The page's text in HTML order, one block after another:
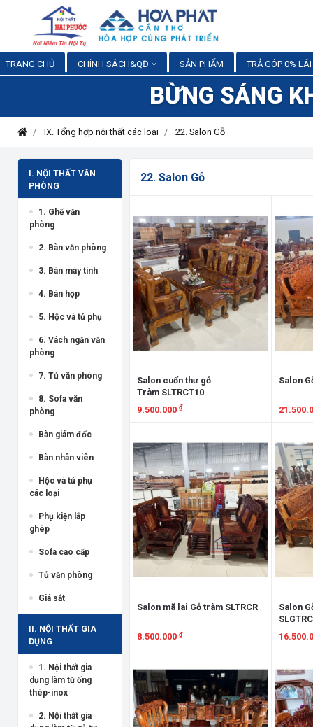
TRANG CHỦ CHÍNH SÁCH&QĐ SẢN PHẨM TRẢ GÓP 0% LÃI
BỪNG SÁNG
IX. Tổng hợp nội thất các loại 22. Salon Gỗ
I. NỘI THẤT VĂN
PHÒNG
1. Ghế văn
phòng
2. Bàn văn phòng
3. Bàn máy tính
4. Bàn họp
5. Hộc và tủ phụ
6. Vách ngăn văn
phòng
7. Tủ văn phòng
8. Sofa văn
phòng
Bàn giám đốc
Bàn nhân viên
Hộc và tủ phụ
các loại
Phụ kiện lắp
ghép
Sofa cao cấp
Tủ văn phòng
Giá sắt
II. NỘI THẤT GIA
DỤNG
1. Nội thất gia
dụng làm từ ống
thép-inox
2. Nội thất gia
22. Salon Gỗ
Salon cuốn thư gỗ
Tràm SLTRCT10
9.500.000 ₫
Salon
Salon mã lai Gỗ tràm SLTRCR
8.500.000 ₫
Salon